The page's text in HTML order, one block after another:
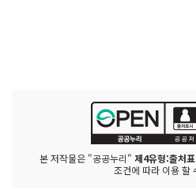
본 저작물은 "공공누리" 제4유형:출처
조건에 따라 이용 할